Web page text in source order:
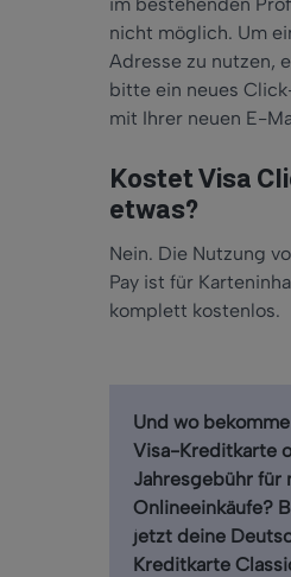
nicht möglich. Um
Adresse zu nutzen,
bitte ein neues
mit Ihrer neuen E-
Kostet Visa
etwas?
Nein. Die Nutzung
Pay ist für
komplett kostenlos.
Und wo
Visa-Kreditkarte
Jahresgebühr für
Onlineeinkäufe?
jetzt deine
Kreditkarte